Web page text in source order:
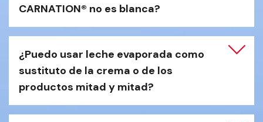
CARNATION® no es blanca?
¿Puedo usar leche evaporada como
sustituto de la crema o de los
productos mitad y mitad?